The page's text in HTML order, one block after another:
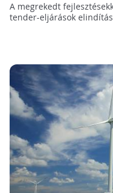
A megrekedt
tender-eljárások